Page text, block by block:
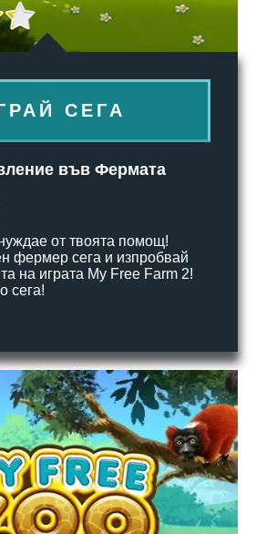
СЕГА
във Фермата
от твоята помощ!
фермер сега и изпробвай
на играта My Free Farm 2!
сега!